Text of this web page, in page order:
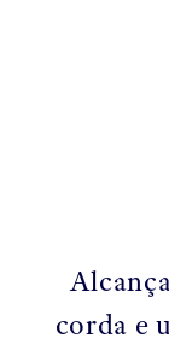
corda e